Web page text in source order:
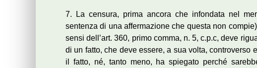
7. La censura, prima ancora che infondata nel
sentenza di una affermazione che questa non
sensi dell’art. 360, primo comma, n. 5, c.p.c, deve
di un fatto, che deve essere, a sua volta,
il fatto, né, tanto meno, ha spiegato perché